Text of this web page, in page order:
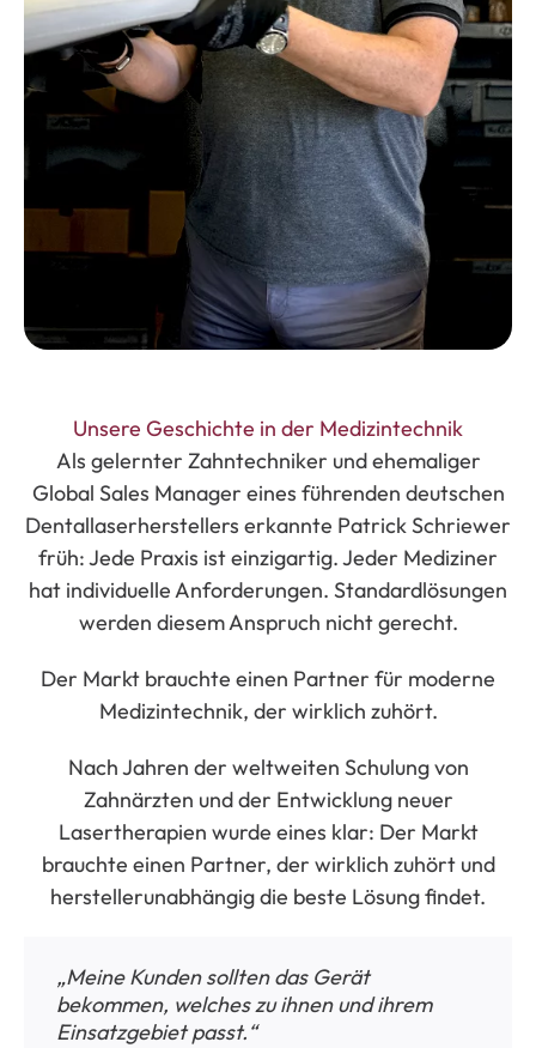
Unsere Geschichte in der Medizintechnik
Als gelernter Zahntechniker und ehemaliger
Global Sales Manager eines führenden deutschen
Dentallaserherstellers erkannte Patrick Schriewer
früh: Jede Praxis ist einzigartig. Jeder Mediziner
hat individuelle Anforderungen. Standardlösungen
werden diesem Anspruch nicht gerecht.
Der Markt brauchte einen Partner für moderne
Medizintechnik, der wirklich zuhört.
Nach Jahren der weltweiten Schulung von
Zahnärzten und der Entwicklung neuer
Lasertherapien wurde eines klar: Der Markt
brauchte einen Partner, der wirklich zuhört und
herstellerunabhängig die beste Lösung findet.
„Meine Kunden sollten das Gerät
bekommen, welches zu ihnen und ihrem
Einsatzgebiet passt.“